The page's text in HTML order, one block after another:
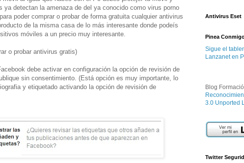
ya detectan la amenaza de del ya conocido como virus porno
poder comprar o probar de forma gratuita cualquier antivirus
de la misma casa de lo más interesante donde podeís
móviles a un precio muy interesante.
o probar antivirus gratis)
debe activar en configuración la opción de revisión de
sin consentimiento. (Está opción es muy importante, lo
y etiquetado activando la opción de revisión de
Antivirus Eset
Pinea
Sigue el
Lanzanet en
Blog
3.0 Unported
Twitter